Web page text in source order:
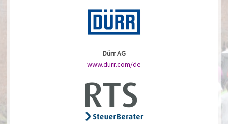
Dürr AG
www.durr.com/de